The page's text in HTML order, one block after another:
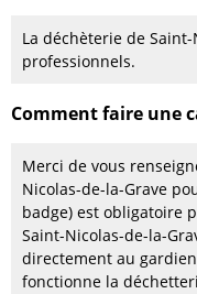
La déchèterie de
professionnels.
Comment faire une
Merci de vous
Nicolas-de-la-Grave
badge) est obligatoire
Saint-Nicolas-de-la-
directement au
fonctionne la